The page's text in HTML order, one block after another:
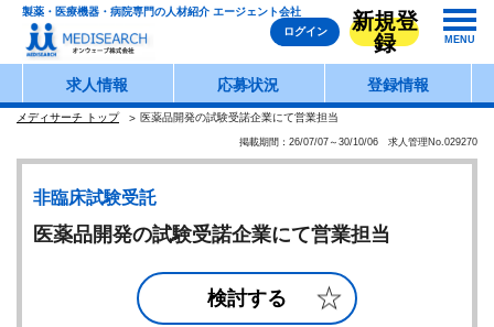
製薬・医療機器・病院専門の人材紹介 エージェント会社
ログイン
新規登
録
MENU
求人情報 応募状況 登録情報
メディサーチ トップ 医薬品開発の試験受諾企業にて営業担当
掲載期間：26/07/07～30/10/06 求人管理No.029270
非臨床試験受託
医薬品開発の試験受諾企業にて営業担当
検討する